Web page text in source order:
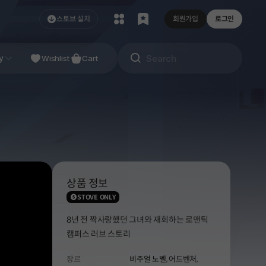
스토브 설치 회원가입 로그인
Studio
Wishlist Cart
상품 정보
STOVE ONLY
8년 전 짝사랑했던 그녀와 재회하는 로맨틱
캠퍼스 러브 스토리
장르 비주얼 노벨,어드벤처,